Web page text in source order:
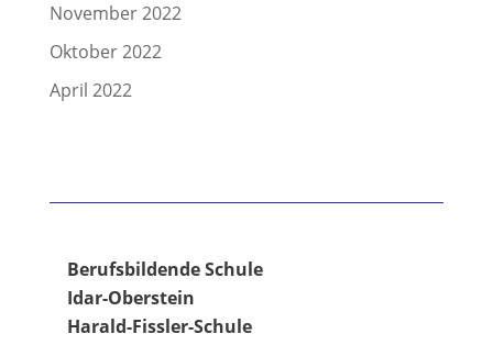
November 2022
Oktober 2022
April 2022
Berufsbildende Schule
Idar-Oberstein
Harald-Fissler-Schule